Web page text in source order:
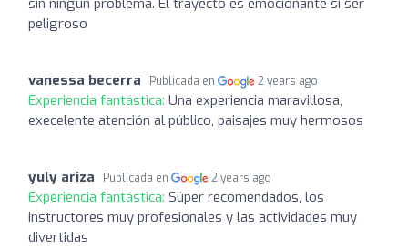
peligroso
vanessa becerra Publicada en 2 years ago
Experiencia fantástica: Una experiencia maravillosa,
execelente atención al público, paisajes muy hermosos
yuly ariza Publicada en 2 years ago
Experiencia fantástica: Súper recomendados, los
instructores muy profesionales y las actividades muy
divertidas